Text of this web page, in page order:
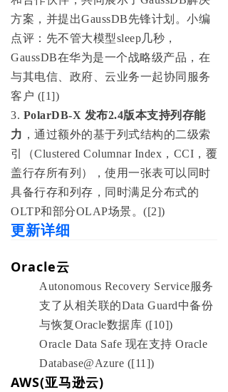
方案，并提出GaussDB先锋计划。小编
点评：先不管大模型sleep几秒，
GaussDB在华为是一个战略级产品，在
与其电信、政府、云业务一起协同服务
客户 ([1])
3. PolarDB-X 发布2.4版本支持列存能
力 ，通过额外的基于列式结构的二级索
引（Clustered Columnar Index，CCI，覆
盖行存所有列），使用一张表可以同时
具备行存和列存，同时满足分布式的
OLTP和部分OLAP场景。([2])
更新详细
Oracle云
Autonomous Recovery Service服务
支了从相关联的Data Guard中备份
与恢复Oracle数据库 ([10])
Oracle Data Safe 现在支持 Oracle
Database@Azure ([11])
AWS(亚马逊云)